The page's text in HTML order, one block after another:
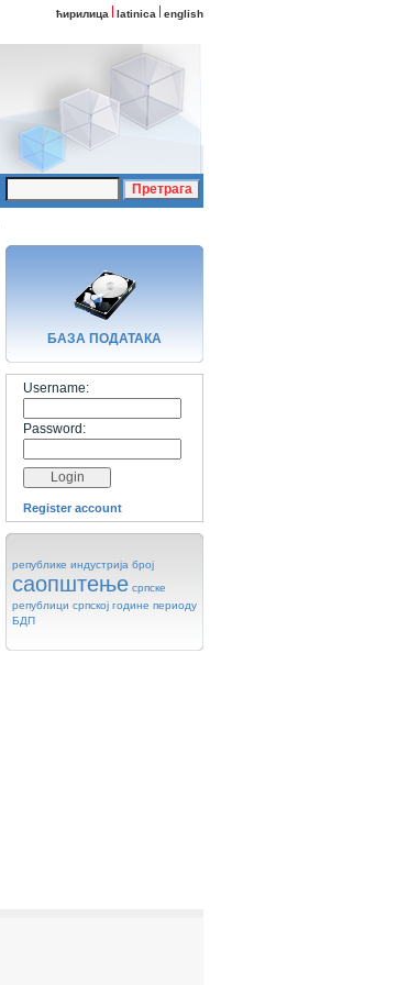
ћирилица latinica english
БАЗA ПОДАТАКА
Username:
Password:
Register account
републике индустрија број
саопштење српске
републици српској године периоду
БДП